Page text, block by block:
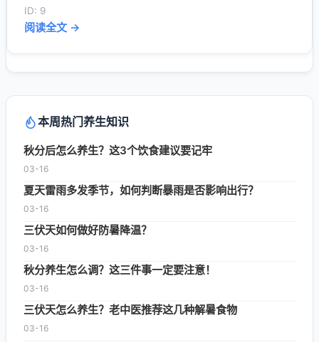
ID: 9
阅读全文 →
本周热门养生知识
秋分后怎么养生？这3个饮食建议要记牢
03-16
夏天雷雨多发季节，如何判断暴雨是否影响出行？
03-16
三伏天如何做好防暑降温？
03-16
秋分养生怎么调？这三件事一定要注意！
03-16
三伏天怎么养生？老中医推荐这几种解暑食物
03-16